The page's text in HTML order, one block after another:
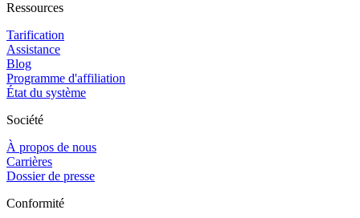
Ressources
Tarification
Assistance
Blog
Programme d'affiliation
État du système
Société
À propos de nous
Carrières
Dossier de presse
Conformité